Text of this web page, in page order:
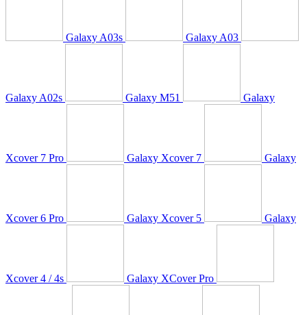
Galaxy A03s Galaxy A03
Galaxy A02s Galaxy M51 Galaxy
Xcover 7 Pro Galaxy Xcover 7 Galaxy
Xcover 6 Pro Galaxy Xcover 5 Galaxy
Xcover 4 / 4s Galaxy XCover Pro